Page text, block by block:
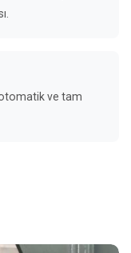
ve tam